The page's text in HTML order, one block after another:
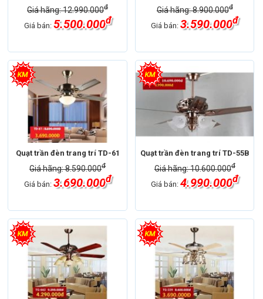
Giá hãng: 12.990.000đ
Giá bán: 5.500.000đ
Giá hãng: 8.900.000đ
Giá bán:3.590.000đ
Quạt trần đèn trang trí TD-61
Giá hãng: 8.590.000đ
Giá bán: 3.690.000đ
Quạt trần đèn trang trí TD-55B
Giá hãng: 10.600.000đ
Giá bán:4.990.000đ